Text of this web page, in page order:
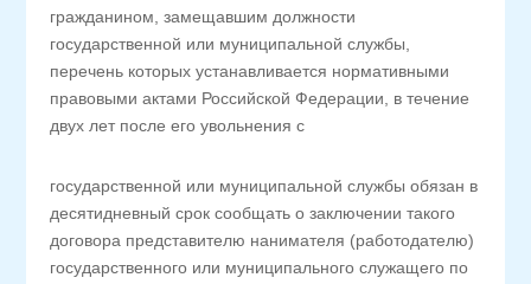
гражданином, замещавшим должности
государственной или муниципальной службы,
перечень которых устанавливается нормативными
правовыми актами Российской Федерации, в течение
двух лет после его увольнения с
государственной или муниципальной службы обязан в
десятидневный срок сообщать о заключении такого
договора представителю нанимателя (работодателю)
государственного или муниципального служащего по